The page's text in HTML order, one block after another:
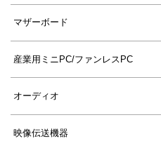
マザーボード
産業用ミニPC/ファンレスPC
オーディオ
映像伝送機器